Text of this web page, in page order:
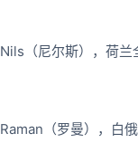
Nils（尼尔斯），荷兰
Raman（罗曼），白